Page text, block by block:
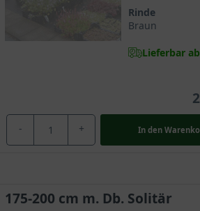
Rinde
Braun
Lieferbar
- + In den
175-200 cm m. Db. Solitär